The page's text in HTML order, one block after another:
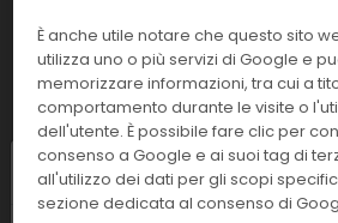
LOGIN per acquistare.
BSH35S1200ul Long Raccked
colour 96 pcs/box
96 pcs
Linea:
BM
È anche utile notare che questo sito
utilizza uno o più servizi di Google e
memorizzare informazioni, tra cui a
comportamento durante le visite o
dell'utente. È possibile fare clic per
consenso a Google e ai suoi tag di
all'utilizzo dei dati per gli scopi
sezione dedicata al consenso di
Chiusura estiva